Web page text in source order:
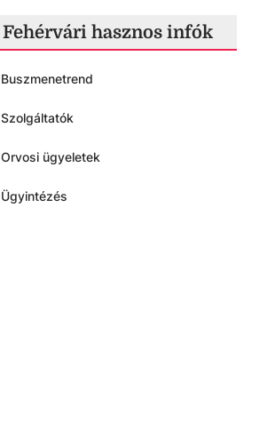
Fehérvári hasznos infók
Buszmenetrend
Szolgáltatók
Orvosi ügyeletek
Ügyintézés